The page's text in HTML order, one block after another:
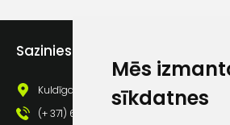
Mēs
sīkdatnes
Sazinies ar mums
Kuldīgas iela 69a, Saldus, Saldus nov., LV
(+ 371) 63 881 186